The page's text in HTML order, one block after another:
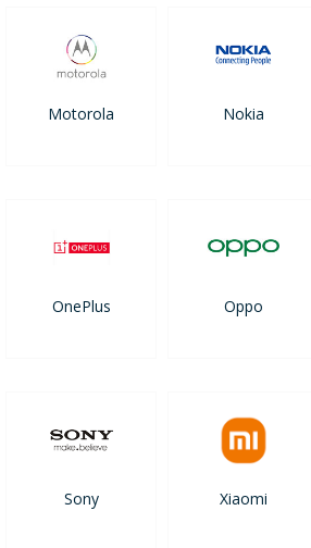
Motorola Nokia
OnePlus Oppo
Sony Xiaomi